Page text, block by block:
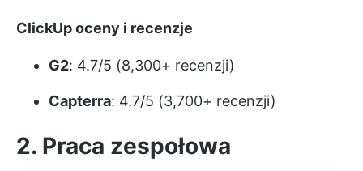
ClickUp oceny i recenzje
G2: 4.7/5 (8,300+ recenzji)
Capterra: 4.7/5 (3,700+ recenzji)
2. Praca zespołowa